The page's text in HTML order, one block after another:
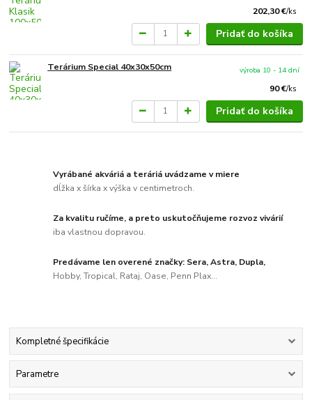
202,30 €/ks
Pridať do košíka
Terárium Special 40x30x50cm
90 €/ks
výroba 10 - 14 dní
Pridať do košíka
Vyrábané akváriá a teráriá uvádzame v miere
dĺžka x šírka x výška v centimetroch.
Za kvalitu ručíme, a preto uskutočňujeme rozvoz vivárií
iba vlastnou dopravou.
Predávame len overené značky: Sera, Astra, Dupla,
Hobby, Tropical, Rataj, Oase, Penn Plax...
Kompletné špecifikácie
Parametre